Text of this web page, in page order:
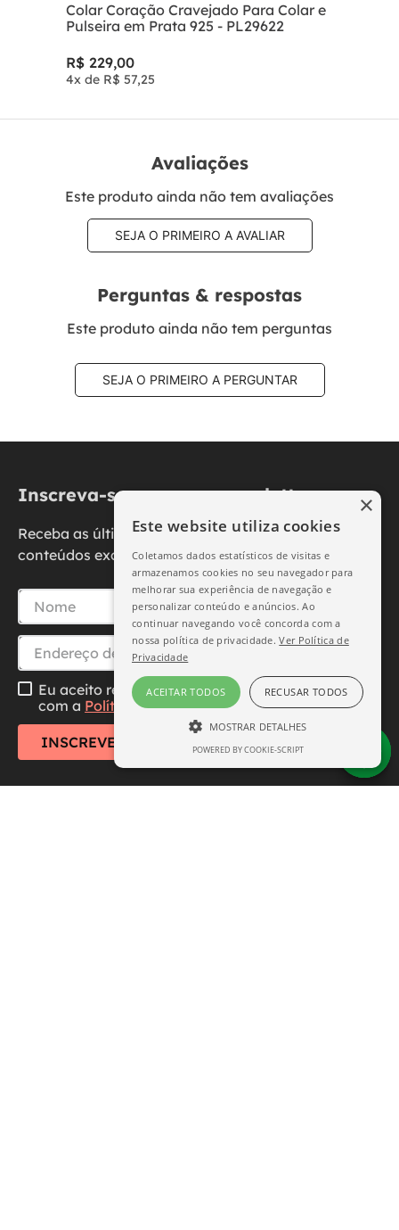
Colar Coração Cravejado Para Colar e
Pulseira em Prata 925 - PL29622
R$ 229,00
4x de R$ 57,25
Avaliações
Este produto ainda não tem avaliações
SEJA O PRIMEIRO A AVALIAR
Perguntas & respostas
Este produto ainda não tem perguntas
SEJA O PRIMEIRO A PERGUNTAR
Inscreva-se na nossa newsletter
Receba as últimas novidades, promoções e
conteúdos exclusivos diretamente no seu e-mail.
Eu aceito receber essa newsletter, li e concordo
com a Política de Privacidade
INSCREVER-SE
Este website utiliza cookies
Coletamos dados estatísticos de visitas e
armazenamos cookies no seu navegador para
melhorar sua experiência de navegação e
personalizar conteúdo e anúncios. Ao
continuar navegando você concorda com a
nossa política de privacidade.Ver Política de
Privacidade
ACEITAR TODOS RECUSAR TODOS
MOSTRAR DETALHES
ESTRITAMENTE NECESSÁRIO
POWERED BY COOKIE-SCRIPT
×